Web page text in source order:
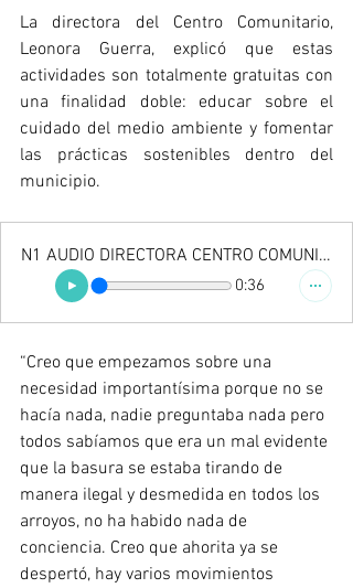
La directora del Centro Comunitario,
Leonora Guerra, explicó que estas
actividades son totalmente gratuitas con
una finalidad doble: educar sobre el
cuidado del medio ambiente y fomentar
las prácticas sostenibles dentro del
municipio.
N1 AUDIO DIRECTORA CENTRO COMUNITARIO
0:36
“Creo que empezamos sobre una
necesidad importantísima porque no se
hacía nada, nadie preguntaba nada pero
todos sabíamos que era un mal evidente
que la basura se estaba tirando de
manera ilegal y desmedida en todos los
arroyos, no ha habido nada de
conciencia. Creo que ahorita ya se
despertó, hay varios movimientos